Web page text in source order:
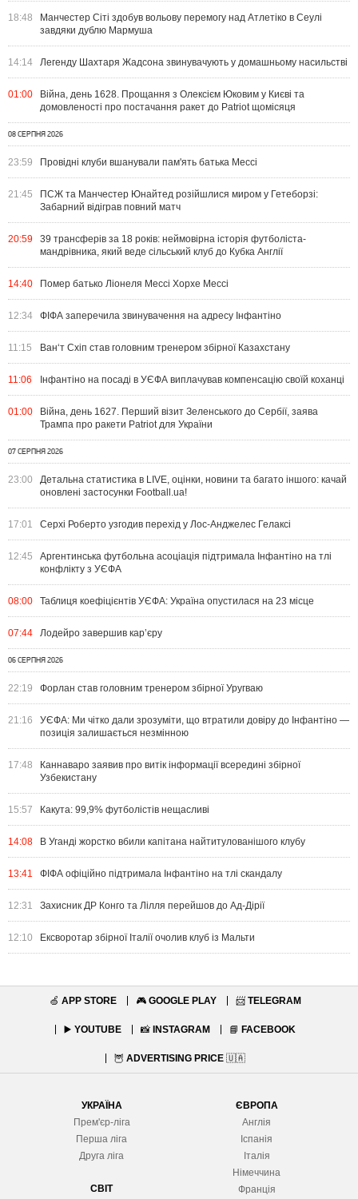
18:48
Манчестер Сіті здобув вольову перемогу над Атлетіко в Сеулі
завдяки дублю Мармуша
14:14 Легенду Шахтаря Жадсона звинувачують у домашньому насильстві
01:00
Війна, день 1628. Прощання з Олексієм Юковим у Києві та
домовленості про постачання ракет до Patriot щомісяця
08 СЕРПНЯ 2026
23:59 Провідні клуби вшанували пам'ять батька Мессі
21:45
ПСЖ та Манчестер Юнайтед розійшлися миром у Гетеборзі:
Забарний відіграв повний матч
20:59
39 трансферів за 18 років: неймовірна історія футболіста-
мандрівника, який веде сільський клуб до Кубка Англії
14:40 Помер батько Ліонеля Мессі Хорхе Мессі
12:34 ФІФА заперечила звинувачення на адресу Інфантіно
11:15 Ван‘т Схіп став головним тренером збірної Казахстану
11:06 Інфантіно на посаді в УЄФА виплачував компенсацію своїй коханці
01:00
Війна, день 1627. Перший візит Зеленського до Сербії, заява
Трампа про ракети Patriot для України
07 СЕРПНЯ 2026
23:00
Детальна статистика в LIVE, оцінки, новини та багато іншого: качай
оновлені застосунки Football.ua!
17:01 Серхі Роберто узгодив перехід у Лос-Анджелес Гелаксі
12:45
Аргентинська футбольна асоціація підтримала Інфантіно на тлі
конфлікту з УЄФА
08:00 Таблиця коефіцієнтів УЄФА: Україна опустилася на 23 місце
07:44 Лодейро завершив кар’єру
06 СЕРПНЯ 2026
22:19 Форлан став головним тренером збірної Уругваю
21:16
УЄФА: Ми чітко дали зрозуміти, що втратили довіру до Інфантіно —
позиція залишається незмінною
17:48
Каннаваро заявив про витік інформації всередині збірної
Узбекистану
15:57 Какута: 99,9% футболістів нещасливі
14:08 В Уганді жорстко вбили капітана найтитулованішого клубу
13:41 ФІФА офіційно підтримала Інфантіно на тлі скандалу
12:31 Захисник ДР Конго та Лілля перейшов до Ад-Дірії
12:10 Ексворотар збірної Італії очолив клуб із Мальти
🍏 APP STORE 🎮 GOOGLE PLAY 📨 TELEGRAM
▶️ YOUTUBE 📸 INSTAGRAM 📘 FACEBOOK
🦉 ADVERTISING PRICE 🇺🇦
УКРАЇНА
Прем'єр-ліга
Перша ліга
Друга ліга
СВІТ
ЄВРОПА
Англія
Іспанія
Італія
Німеччина
Франція